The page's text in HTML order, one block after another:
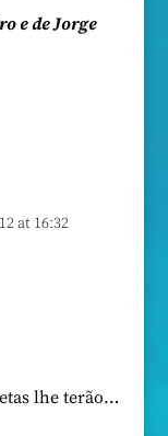
e de Jorge
at 16:32
lhe terão…